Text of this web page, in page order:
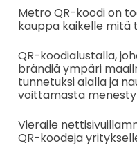
Metro QR-koodi on
kauppa kaikelle mitä
QR-koodialustalla,
brändiä ympäri
tunnetuksi alalla ja
voittamasta
Vieraile
QR-koodeja